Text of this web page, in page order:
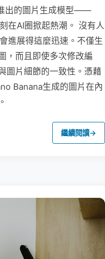
出的圖片生成模型——
在AI圈掀起熱潮。 沒有人
進展得這麼迅速。不僅生
，而且即使多次修改編
圖片細節的一致性。憑藉
Banana生成的圖片在內
繼續閱讀→